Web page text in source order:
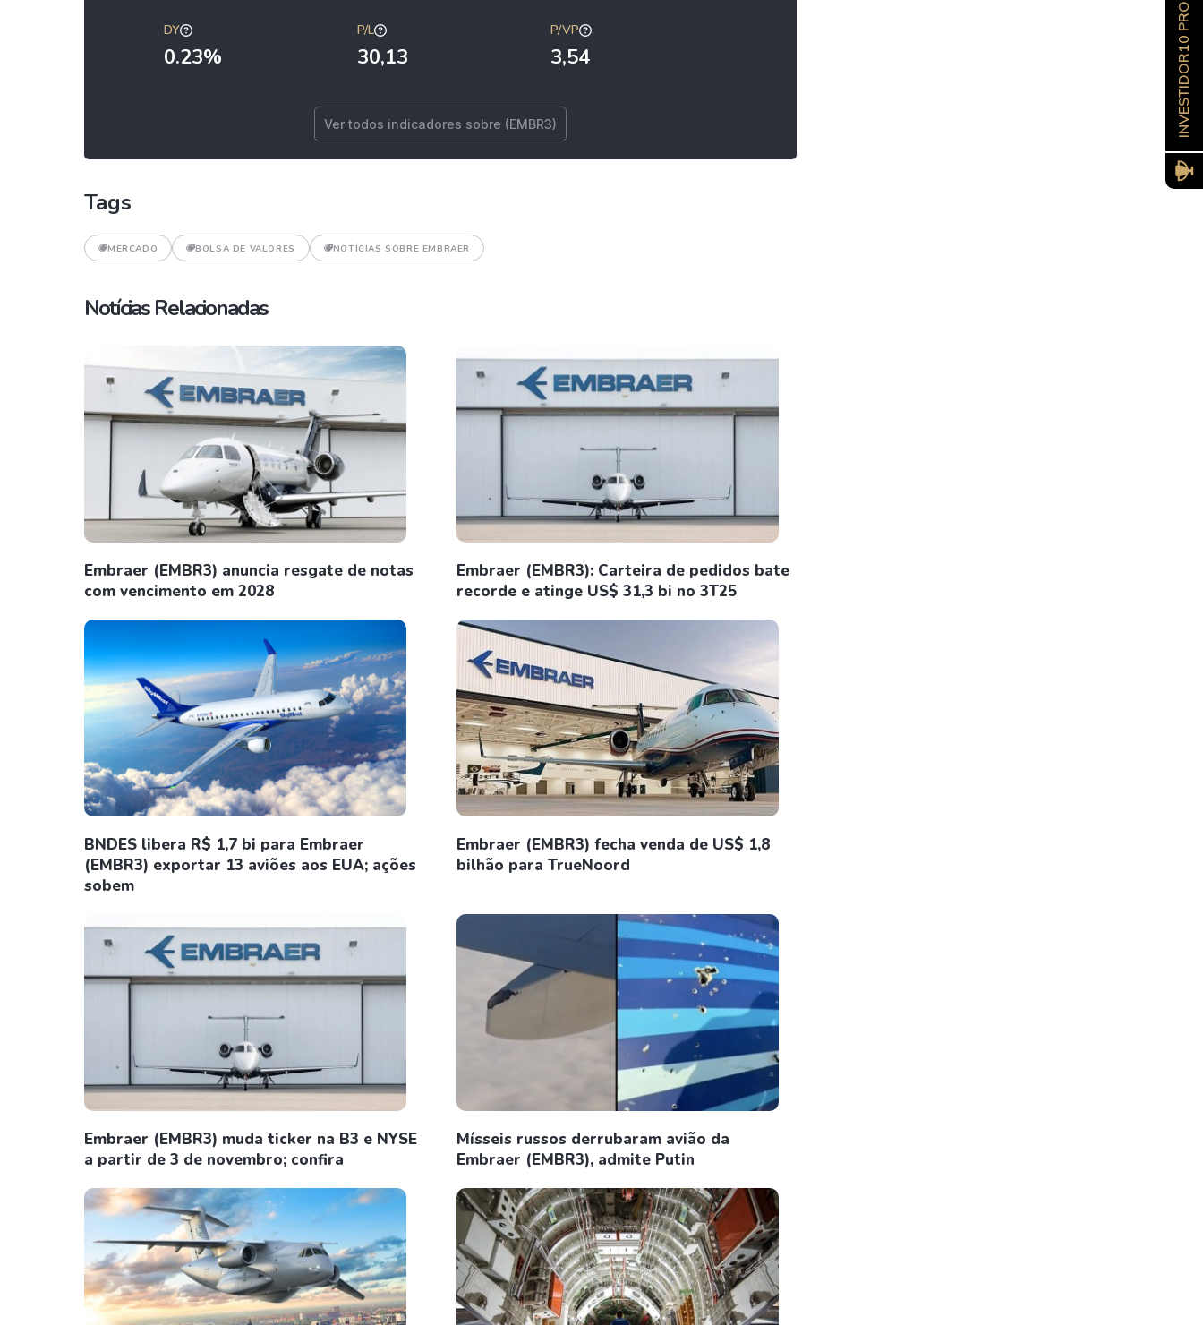
DY
0.23%
P/L
30,13
P/VP
3,54
Ver todos indicadores sobre (EMBR3)
Tags
MERCADO BOLSA DE VALORES NOTÍCIAS SOBRE EMBRAER
Notícias Relacionadas
Embraer (EMBR3) anuncia resgate de notas
com vencimento em 2028
Embraer (EMBR3): Carteira de pedidos bate
recorde e atinge US$ 31,3 bi no 3T25
BNDES libera R$ 1,7 bi para Embraer
(EMBR3) exportar 13 aviões aos EUA; ações
sobem
Embraer (EMBR3) fecha venda de US$ 1,8
bilhão para TrueNoord
Embraer (EMBR3) muda ticker na B3 e NYSE
a partir de 3 de novembro; confira
Mísseis russos derrubaram avião da
Embraer (EMBR3), admite Putin
INVESTIDOR10 PRO